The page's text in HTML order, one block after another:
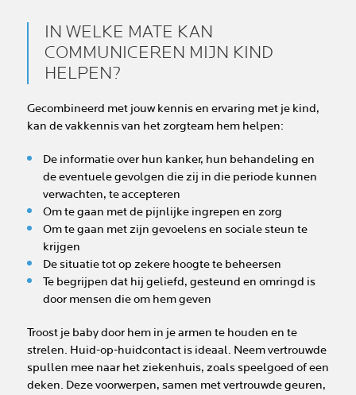
IN WELKE MATE KAN
COMMUNICEREN MIJN KIND
HELPEN?
Gecombineerd met jouw kennis en ervaring met je kind,
kan de vakkennis van het zorgteam hem helpen:
De informatie over hun kanker, hun behandeling en
de eventuele gevolgen die zij in die periode kunnen
verwachten, te accepteren
Om te gaan met de pijnlijke ingrepen en zorg
Om te gaan met zijn gevoelens en sociale steun te
krijgen
De situatie tot op zekere hoogte te beheersen
Te begrijpen dat hij geliefd, gesteund en omringd is
door mensen die om hem geven
Troost je baby door hem in je armen te houden en te
strelen. Huid-op-huidcontact is ideaal. Neem vertrouwde
spullen mee naar het ziekenhuis, zoals speelgoed of een
deken. Deze voorwerpen, samen met vertrouwde geuren,